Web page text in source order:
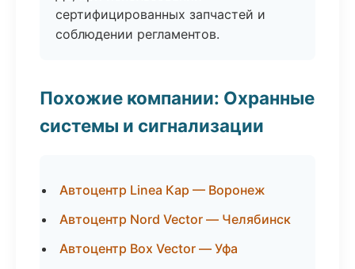
сертифицированных запчастей и
соблюдении регламентов.
Похожие компании: Охранные
системы и сигнализации
Автоцентр Linea Кар — Воронеж
Автоцентр Nord Vector — Челябинск
Автоцентр Box Vector — Уфа